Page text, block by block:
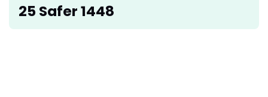
25 Safer 1448